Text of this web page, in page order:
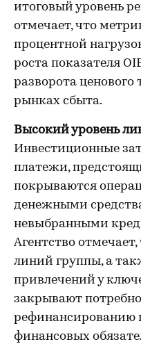
итоговый уровень
отмечает, что
процентной
роста показателя
разворота
рынках сбыта.
Высокий уровень
Инвестиционные
платежи,
покрываются
денежными
невыбранными
Агентство
линий группы, а
привлечений у
закрывают
рефинансированию
финансовых